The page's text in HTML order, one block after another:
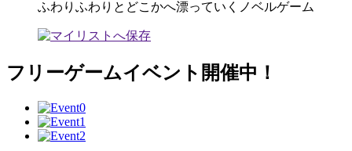
ふわりふわりとどこかへ漂っていくノベルゲーム
フリーゲームイベント開催中！